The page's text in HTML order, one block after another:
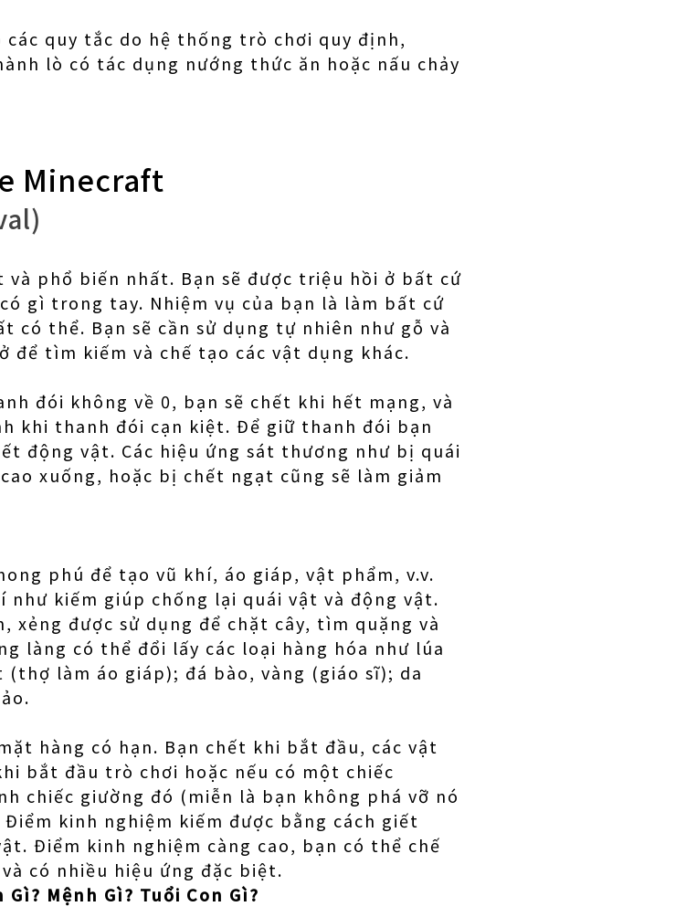
quy tắc do hệ thống trò chơi quy định,
lò có tác dụng nướng thức ăn hoặc nấu chảy
Minecraft
và phổ biến nhất. Bạn sẽ được triệu hồi ở bất cứ
gì trong tay. Nhiệm vụ của bạn là làm bất cứ
thể. Bạn sẽ cần sử dụng tự nhiên như gỗ và
để tìm kiếm và chế tạo các vật dụng khác.
đói không về 0, bạn sẽ chết khi hết mạng, và
khi thanh đói cạn kiệt. Để giữ thanh đói bạn
động vật. Các hiệu ứng sát thương như bị quái
xuống, hoặc bị chết ngạt cũng sẽ làm giảm
phú để tạo vũ khí, áo giáp, vật phẩm, v.v.
như kiếm giúp chống lại quái vật và động vật.
xẻng được sử dụng để chặt cây, tìm quặng và
làng có thể đổi lấy các loại hàng hóa như lúa
làm áo giáp); đá bào, vàng (giáo sĩ); da
hàng có hạn. Bạn chết khi bắt đầu, các vật
bắt đầu trò chơi hoặc nếu có một chiếc
chiếc giường đó (miễn là bạn không phá vỡ nó
kinh nghiệm kiếm được bằng cách giết
Điểm kinh nghiệm càng cao, bạn có thể chế
có nhiều hiệu ứng đặc biệt.
Gì? Mệnh Gì? Tuổi Con Gì?